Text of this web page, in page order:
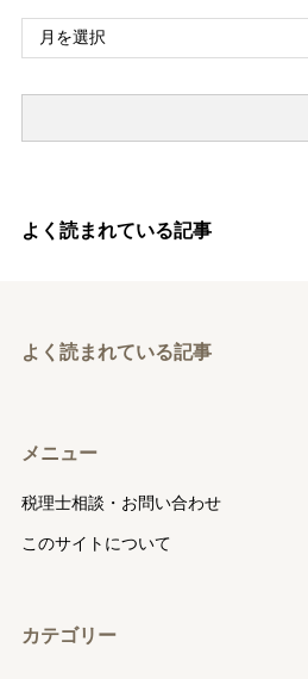
よく読まれている記事
よく読まれている記事
メニュー
税理士相談・お問い合わせ
このサイトについて
カテゴリー